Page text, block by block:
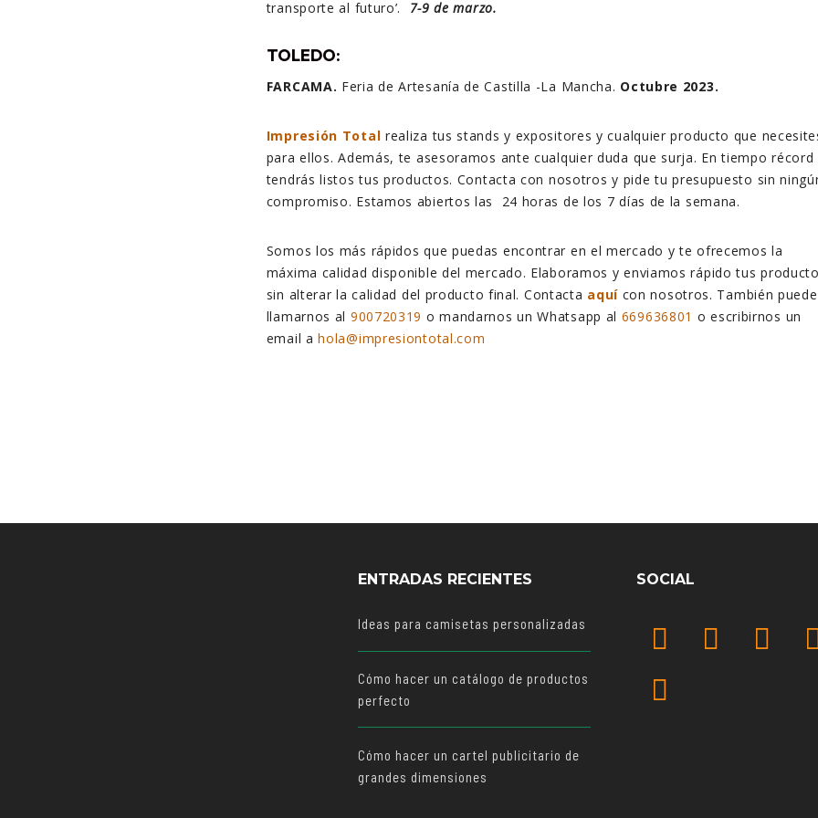
transporte al futuro’. 7-9 de marzo.
TOLEDO:
FARCAMA. Feria de Artesanía de Castilla -La Mancha. Octubre 2023.
Impresión Total realiza tus stands y expositores y cualquier producto que
para ellos. Además, te asesoramos ante cualquier duda que surja. En tiempo récord
tendrás listos tus productos. Contacta con nosotros y pide tu presupuesto sin
compromiso. Estamos abiertos las 24 horas de los 7 días de la semana.
Somos los más rápidos que puedas encontrar en el mercado y te ofrecemos la
máxima calidad disponible del mercado. Elaboramos y enviamos rápido tus
sin alterar la calidad del producto final. Contacta aquí con nosotros. También
llamarnos al 900720319 o mandarnos un Whatsapp al 669636801 o escribirnos un
email a hola@impresiontotal.com
ENTRADAS RECIENTES
Ideas para camisetas personalizadas
Cómo hacer un catálogo de productos
perfecto
Cómo hacer un cartel publicitario de
grandes dimensiones
SOCIAL